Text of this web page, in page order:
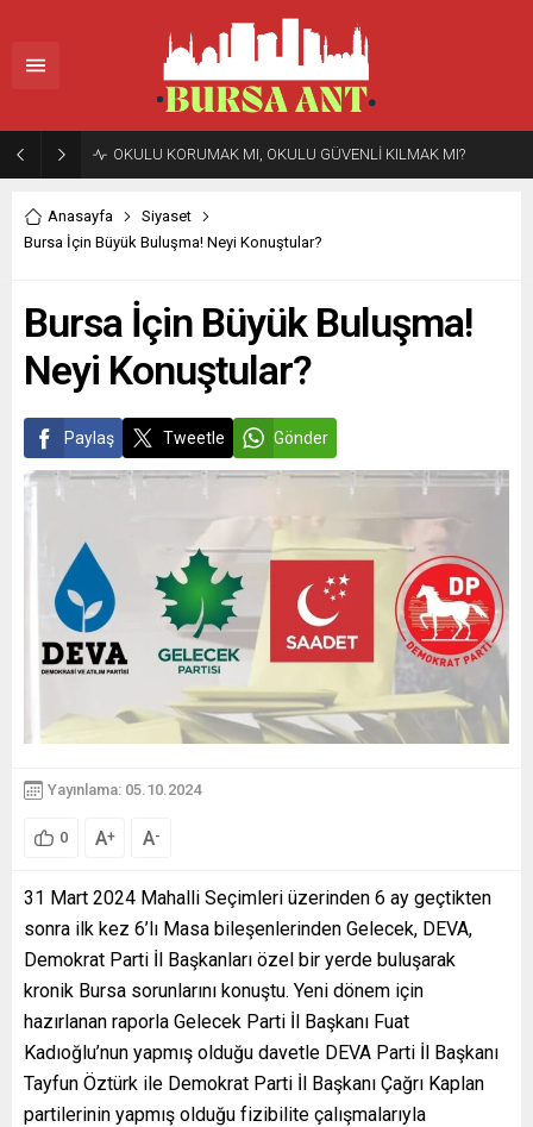
OKULU KORUMAK MI, OKULU GÜVENLİ KILMAK MI?
Anasayfa
Siyaset
Bursa İçin Büyük Buluşma! Neyi Konuştular?
Bursa İçin Büyük Buluşma!
Neyi Konuştular?
Paylaş Tweetle Gönder
Yayınlama: 05.10.2024
0 A+ A-
31 Mart 2024 Mahalli Seçimleri üzerinden 6 ay geçtikten
sonra ilk kez 6’lı Masa bileşenlerinden Gelecek, DEVA,
Demokrat Parti İl Başkanları özel bir yerde buluşarak
kronik Bursa sorunlarını konuştu. Yeni dönem için
hazırlanan raporla Gelecek Parti İl Başkanı Fuat
Kadıoğlu’nun yapmış olduğu davetle DEVA Parti İl Başkanı
Tayfun Öztürk ile Demokrat Parti İl Başkanı Çağrı Kaplan
partilerinin yapmış olduğu fizibilite çalışmalarıyla